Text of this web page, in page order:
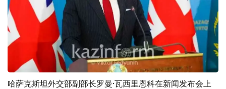
哈萨克斯坦外交部副部长罗曼·瓦西里恩科在新闻发布会上